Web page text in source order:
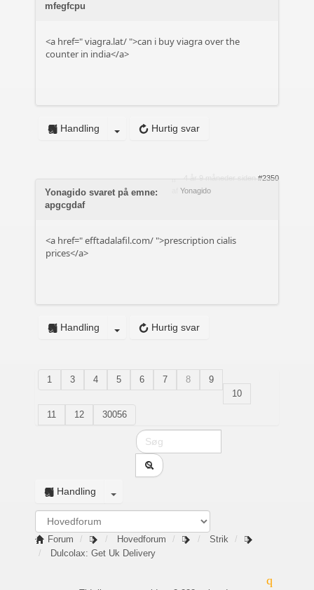
mfegfcpu
<a href="viagra.lat/ ">can i buy viagra over the
counter in india</a>
Hurtig svar
Handling
4 år 9 måneder siden
#2350
Yonagido
Yonagido svaret på emne:
apgcgdaf
<a href="efftadalafil.com/ ">prescription cialis
prices</a>
Hurtig svar
Handling
1 3 4 5 6 7 8
9
10
11
12 30056
Handling
Forum Hovedforum
Strik
Dulcolax: Get Uk Delivery